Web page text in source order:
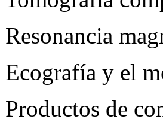
y el
de